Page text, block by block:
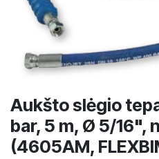
Aukšto slėgio
bar, 5 m, Ø 5/16",
(4605AM,